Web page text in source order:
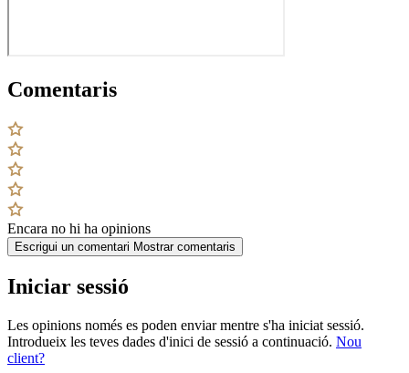
Comentaris
Encara no hi ha opinions
Escrigui un comentari Mostrar comentaris
Iniciar sessió
Les opinions només es poden enviar mentre s'ha iniciat sessió.
Introdueix les teves dades d'inici de sessió a continuació. Nou
client?